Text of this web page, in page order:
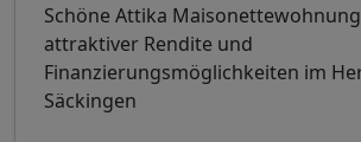
Schöne Attika
attraktiver Rendite und
Finanzierungsmöglichkeiten im
Säckingen